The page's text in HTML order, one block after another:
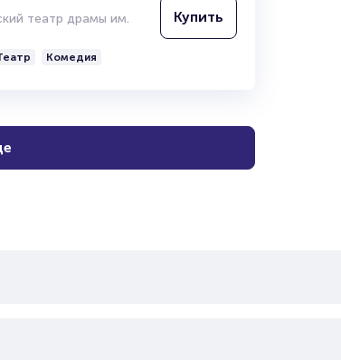
театр драмы им.
Комедия
Купить